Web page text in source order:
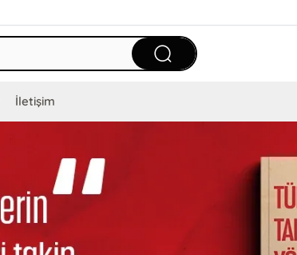
İletişim